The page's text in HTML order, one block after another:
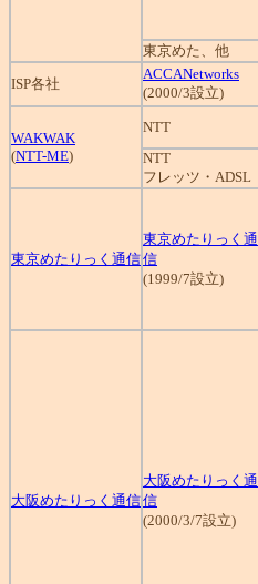
東京めた、他
ISP各社
ACCANetworks
(2000/3設立)
WAKWAK
(NTT-ME)
NTT
NTT
フレッツ・ADSL
東京めたりっく通信
東京めたりっく通
信
(1999/7設立)
大阪めたりっく通信
大阪めたりっく通
信
(2000/3/7設立)